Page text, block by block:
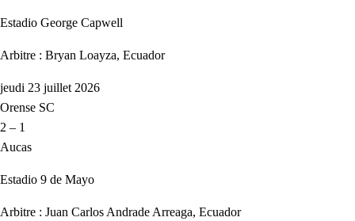
Estadio George Capwell
Arbitre : Bryan Loayza, Ecuador
jeudi 23 juillet 2026
Orense SC
2 – 1
Aucas
Estadio 9 de Mayo
Arbitre : Juan Carlos Andrade Arreaga, Ecuador